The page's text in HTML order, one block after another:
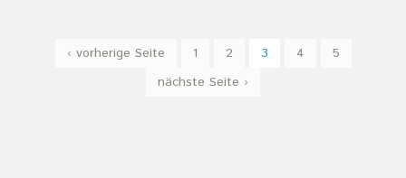
‹ vorherige Seite 1 2 3 4
5
nächste Seite ›